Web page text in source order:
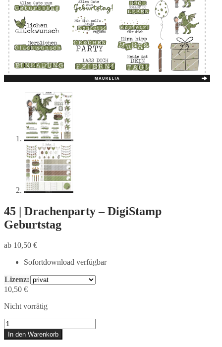
45 | Drachenparty – DigiStamp
Geburtstag
ab 10,50 €
Sofortdownload verfügbar
Lizenz:
10,50 €
Nicht vorrätig
45
|
Drachenparty
In den Warenkorb